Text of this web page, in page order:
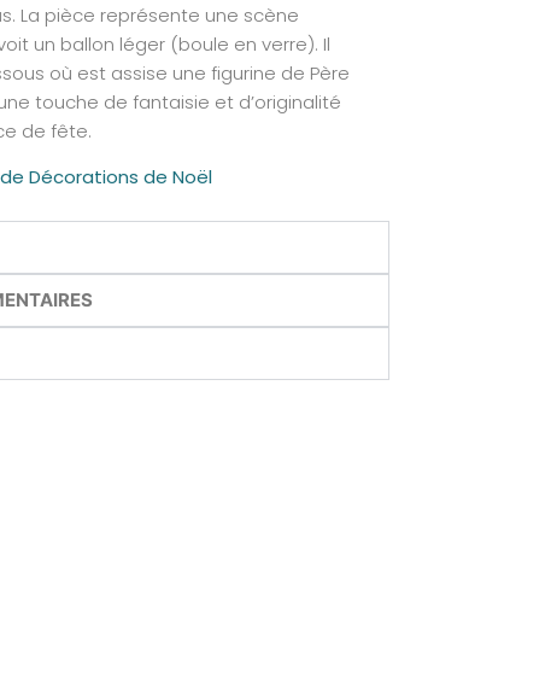
La pièce représente une scène
un ballon léger (boule en verre). Il
où est assise une figurine de Père
touche de fantaisie et d’originalité
de fête.
Décorations de Noël